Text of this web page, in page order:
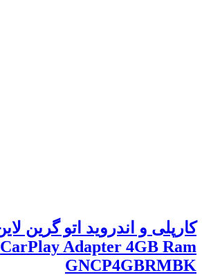
CarPlay Adapter 4GB Ram
GNCP4GBRMBK